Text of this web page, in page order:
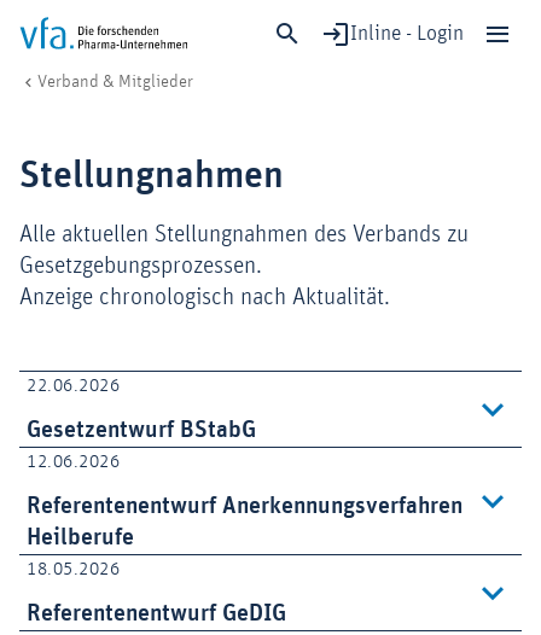
Inline - Login
Forschung & Entwicklung
Gesundheit & Versorgung
Wirtschaft & Standort
Digitalisierung & KI
Verband & Mitglieder
Medien
Verband & Mitglieder
Stellungnahmen
Alle aktuellen Stellungnahmen des Verbands zu
Gesetzgebungsprozessen.
Anzeige chronologisch nach Aktualität.
22.06.2026
Gesetzentwurf BStabG
12.06.2026
Referentenentwurf Anerkennungsverfahren
Heilberufe
18.05.2026
Referentenentwurf GeDIG